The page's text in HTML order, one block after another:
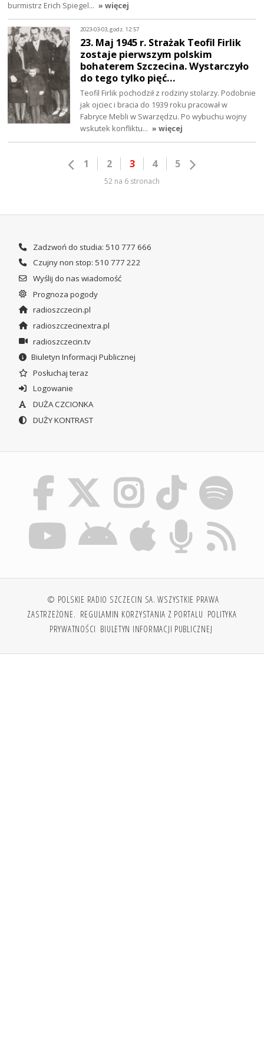
burmistrz Erich Spiegel… » więcej
2023-03-03, godz. 12:57
23. Maj 1945 r. Strażak Teofil Firlik
zostaje pierwszym polskim
bohaterem Szczecina. Wystarczyło
do tego tylko pięć…
Teofil Firlik pochodził z rodziny stolarzy. Podobnie
jak ojciec i bracia do 1939 roku pracował w
Fabryce Mebli w Swarzędzu. Po wybuchu wojny
wskutek konfliktu… » więcej
1 2 3 4 5
52 na 6 stronach
Zadzwoń do studia: 510 777 666
Czujny non stop: 510 777 222
Wyślij do nas wiadomość
Prognoza pogody
radioszczecin.pl
radioszczecinextra.pl
radioszczecin.tv
Biuletyn Informacji Publicznej
Posłuchaj teraz
Logowanie
DUŻA CZCIONKA
DUŻY KONTRAST
© POLSKIE RADIO SZCZECIN SA. WSZYSTKIE PRAWA
ZASTRZEŻONE. REGULAMIN KORZYSTANIA Z PORTALU POLITYKA
PRYWATNOŚCI BIULETYN INFORMACJI PUBLICZNEJ